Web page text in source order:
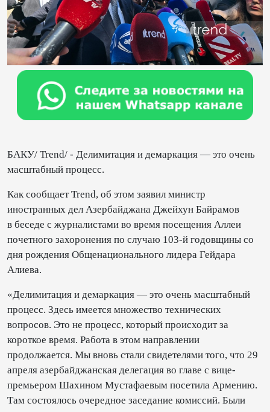
БАКУ/ Trend/ - Делимитация и демаркация — это очень
масштабный процесс.
Как сообщает Trend, об этом заявил министр
иностранных дел Азербайджана Джейхун Байрамов
в беседе с журналистами во время посещения Аллеи
почетного захоронения по случаю 103-й годовщины со
дня рождения Общенационального лидера Гейдара
Алиева.
«Делимитация и демаркация — это очень масштабный
процесс. Здесь имеется множество технических
вопросов. Это не процесс, который происходит за
короткое время. Работа в этом направлении
продолжается. Мы вновь стали свидетелями того, что 29
апреля азербайджанская делегация во главе с вице-
премьером Шахином Мустафаевым посетила Армению.
Там состоялось очередное заседание комиссий. Были